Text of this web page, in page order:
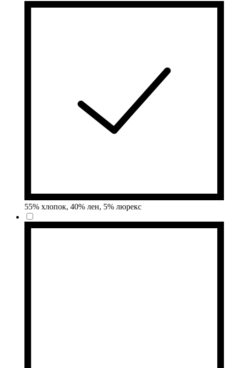
55% хлопок, 40% лен, 5% люрекс